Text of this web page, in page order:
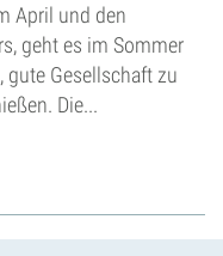
April und den
geht es im Sommer
gute Gesellschaft zu
Die...